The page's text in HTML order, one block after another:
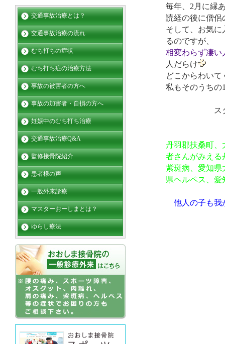
毎年、2月に縁
読経の後に僧侶
そして、お気に
るのですが、
相変わらず凄い
人だらけ
どこからわい
私もそのうちの
スタッフ
丹羽郡扶桑町、
者さんがみえる
紫斑病、愛知県
県ヘルペス、愛
他人の子も我
交通事故治療とは？
交通事故治療の流れ
むち打ちの症状
むち打ち症の治療方法
事故の被害者の方へ
事故の加害者・自損の方へ
妊娠中のむち打ち治療
交通事故治療Q&A
監修接骨院紹介
患者様の声
一般外来診療
マスターおーしまとは？
ゆらし療法